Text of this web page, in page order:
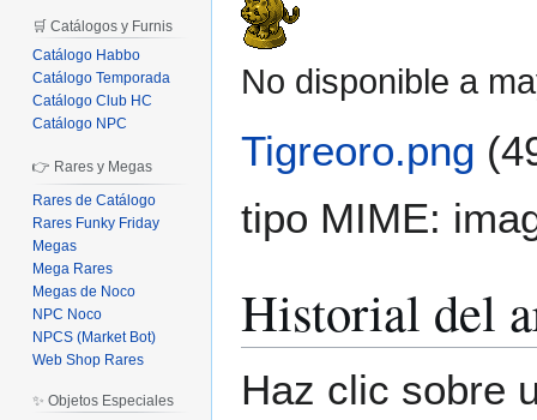
la
navegación
la
búsqueda
No disponible a
Tigreoro.png
tipo MIME:
Historial del
Haz clic sobre
🛒 Catálogos y Furnis
Catálogo Habbo
Catálogo Temporada
Catálogo Club HC
Catálogo NPC
👉 Rares y Megas
Rares de Catálogo
Rares Funky Friday
Megas
Mega Rares
Megas de Noco
NPC Noco
NPCS (Market Bot)
Web Shop Rares
✨ Objetos Especiales